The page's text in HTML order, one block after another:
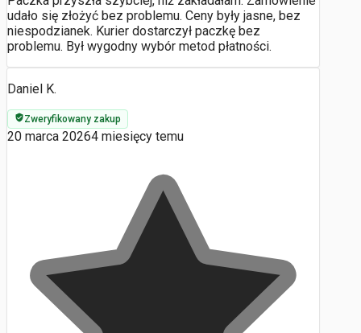
udało się złożyć bez problemu. Ceny były jasne, bez
niespodzianek. Kurier dostarczył paczkę bez
problemu. Był wygodny wybór metod płatności.
Daniel K.
Zweryfikowany zakup
20 marca 20264 miesięcy temu